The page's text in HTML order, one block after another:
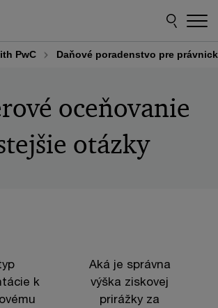
PwC Daňové poradenstvo pre
oceňovanie
otázky
k
Aká je správna
výška ziskovej
prirážky za